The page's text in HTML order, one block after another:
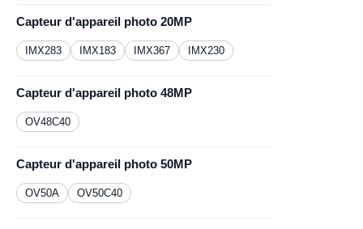
Capteur d'appareil photo 20MP
IMX283 IMX183 IMX367 IMX230
Capteur d'appareil photo 48MP
OV48C40
Capteur d'appareil photo 50MP
OV50A OV50C40